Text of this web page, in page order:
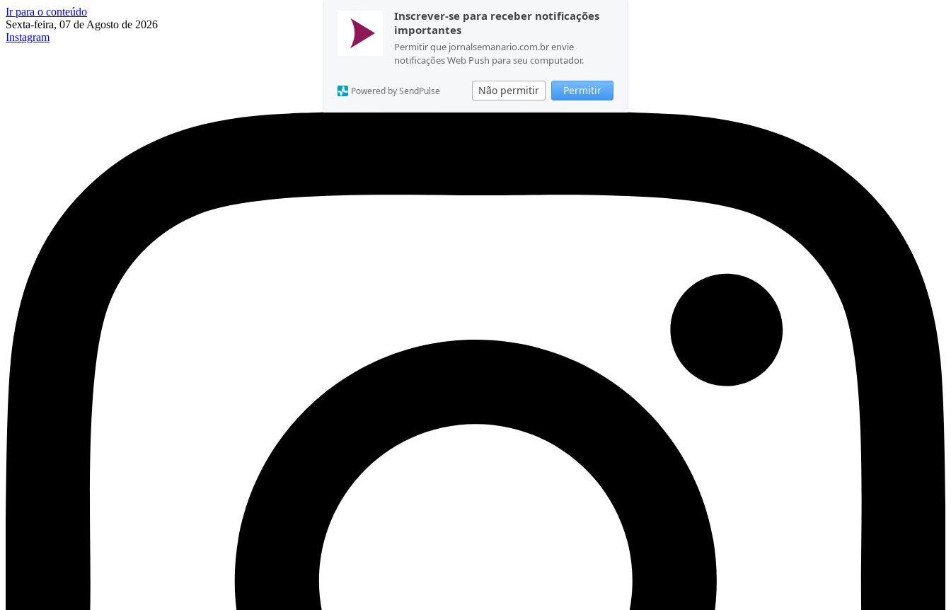
Inscrever-se para receber notificações
importantes
Permitir que jornalsemanario.com.br envie
notificações Web Push para seu computador.
Não permitir Permitir
Powered by SendPulse
Ir para o conteúdo
Sexta-feira, 07 de Agosto de 2026
Instagram